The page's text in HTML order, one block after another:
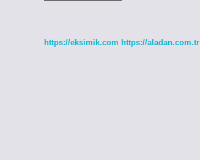
https://eksimik.com https://aladan.com.tr